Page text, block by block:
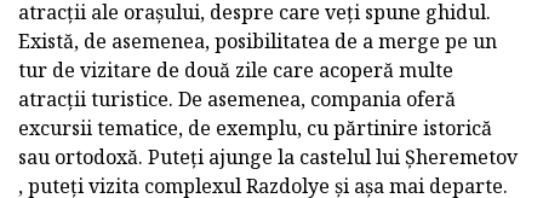
atracții ale orașului, despre care veți spune ghidul.
Există, de asemenea, posibilitatea de a merge pe un
tur de vizitare de două zile care acoperă multe
atracții turistice. De asemenea, compania oferă
excursii tematice, de exemplu, cu părtinire istorică
sau ortodoxă. Puteți ajunge la castelul lui Șheremetov
, puteți vizita complexul Razdolye și așa mai departe.